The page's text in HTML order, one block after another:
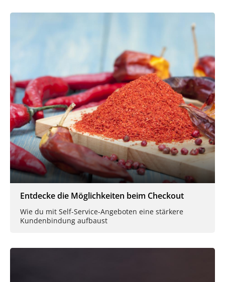
Entdecke die Möglichkeiten beim Checkout
Wie du mit Self-Service-Angeboten eine stärkere
Kundenbindung aufbaust